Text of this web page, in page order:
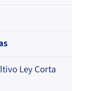
Ley Corta